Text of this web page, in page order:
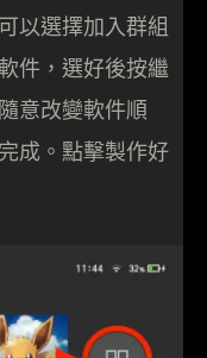
以選擇加入群組
件，選好後按繼
意改變軟件順
成。點擊製作好